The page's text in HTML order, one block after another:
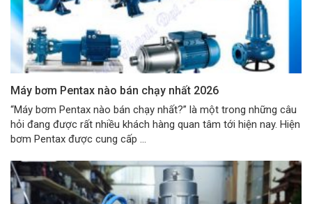
Máy bơm Pentax nào bán chạy nhất 2026
“Máy bơm Pentax nào bán chạy nhất?” là một trong những câu
hỏi đang được rất nhiều khách hàng quan tâm tới hiện nay. Hiện
bơm Pentax được cung cấp ...